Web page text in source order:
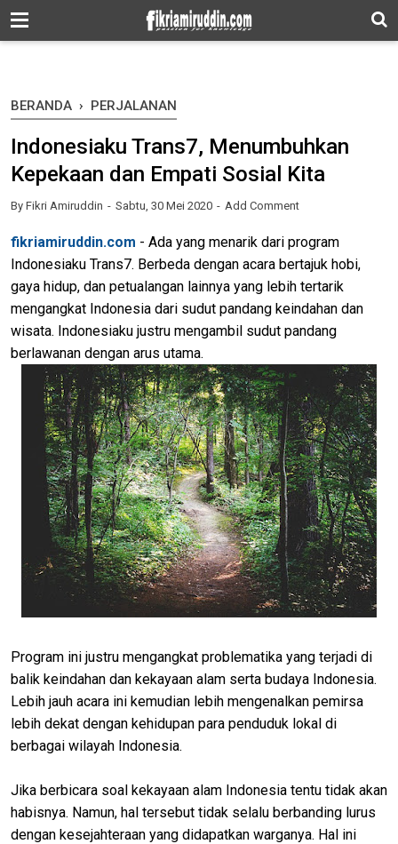
BERANDA › PERJALANAN
Indonesiaku Trans7, Menumbuhkan
Kepekaan dan Empati Sosial Kita
By Fikri Amiruddin Sabtu, 30 Mei 2020 Add Comment
fikriamiruddin.com - Ada yang menarik dari program
Indonesiaku Trans7. Berbeda dengan acara bertajuk hobi,
gaya hidup, dan petualangan lainnya yang lebih tertarik
mengangkat Indonesia dari sudut pandang keindahan dan
wisata. Indonesiaku justru mengambil sudut pandang
berlawanan dengan arus utama.
Program ini justru mengangkat problematika yang terjadi di
balik keindahan dan kekayaan alam serta budaya Indonesia.
Lebih jauh acara ini kemudian lebih mengenalkan pemirsa
lebih dekat dengan kehidupan para penduduk lokal di
berbagai wilayah Indonesia.
Jika berbicara soal kekayaan alam Indonesia tentu tidak akan
habisnya. Namun, hal tersebut tidak selalu berbanding lurus
dengan kesejahteraan yang didapatkan warganya. Hal ini